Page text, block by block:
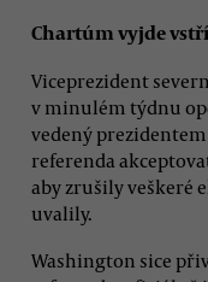
Chartúm vyjde
Viceprezident
v minulém týdnu
vedený
referenda
aby zrušily veškeré
uvalily.
Washington sice